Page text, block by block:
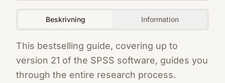
Beskrivning Information
This bestselling guide, covering up to
version 21 of the SPSS software, guides you
through the entire research process.